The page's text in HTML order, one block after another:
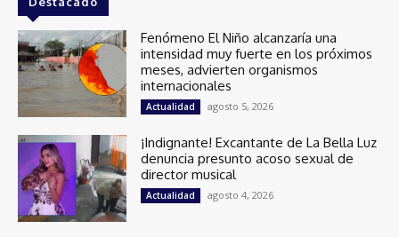
Fenómeno El Niño alcanzaría una
intensidad muy fuerte en los próximos
meses, advierten organismos
internacionales
Actualidad agosto 5, 2026
¡Indignante! Excantante de La Bella Luz
denuncia presunto acoso sexual de
director musical
Actualidad agosto 4, 2026